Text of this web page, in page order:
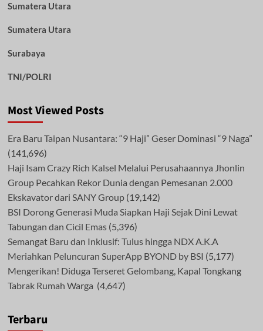
Sumatera Utara
Sumatera Utara
Surabaya
TNI/POLRI
Most Viewed Posts
Era Baru Taipan Nusantara: “9 Haji” Geser Dominasi “9 Naga”
(141,696)
Haji Isam Crazy Rich Kalsel Melalui Perusahaannya Jhonlin
Group Pecahkan Rekor Dunia dengan Pemesanan 2.000
Ekskavator dari SANY Group (19,142)
BSI Dorong Generasi Muda Siapkan Haji Sejak Dini Lewat
Tabungan dan Cicil Emas (5,396)
Semangat Baru dan Inklusif: Tulus hingga NDX A.K.A
Meriahkan Peluncuran SuperApp BYOND by BSI (5,177)
Mengerikan! Diduga Terseret Gelombang, Kapal Tongkang
Tabrak Rumah Warga (4,647)
Terbaru